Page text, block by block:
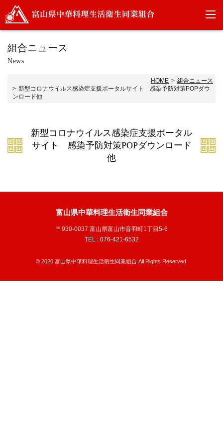
組合ニュース
News
HOME
組合ニュース
新型コロナウイルス感染症支援ポータルサイト 感染予防対策POPダウ
ンロード他
新型コロナウイルス感染症支援ポータル
サイト 感染予防対策POPダウンロード
他
富山県中華料理生活衛生同業組合
〒930-0037 富山県富山市音羽町1丁目5-6
TEL : 076-421-6532
© 2020 富山県中華料理生活衛生同業組合 All Rights Reserved.